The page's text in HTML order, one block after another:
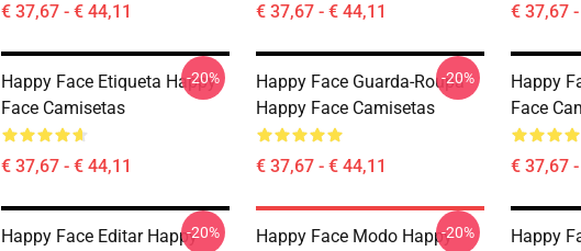
€ 37,67 - € 44,11 € 37,67 - € 44,11 € 37,67
Happy Face Etiqueta Happy
Face Camisetas
€ 37,67 - € 44,11
-20%
Happy Face Guarda-Roupa
Happy Face Camisetas
€ 37,67 - € 44,11
-20%
Happy
Face
€ 37,67
Happy Face Editar Happy-20%
Happy Face Modo Happy-20%
Happy